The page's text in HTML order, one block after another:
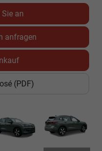
an
anfragen
(PDF)